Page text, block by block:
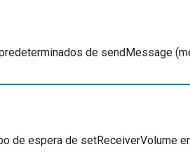
de sendMessage
de espera de setReceiverVolume